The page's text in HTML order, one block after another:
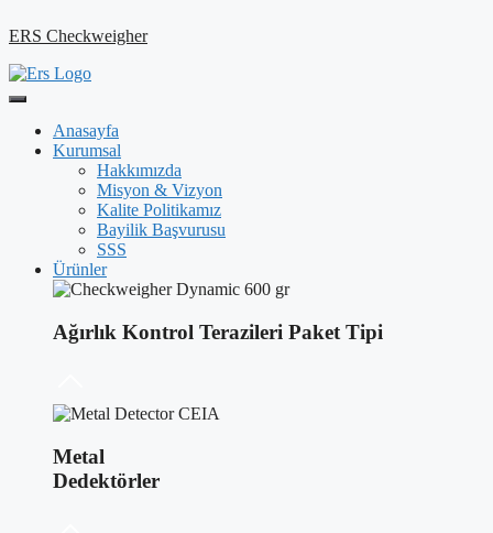
ERS Checkweigher
Anasayfa
Kurumsal
Hakkımızda
Misyon & Vizyon
Kalite Politikamız
Bayilik Başvurusu
SSS
Ürünler
Ağırlık Kontrol Terazileri Paket Tipi
Metal
Dedektörler